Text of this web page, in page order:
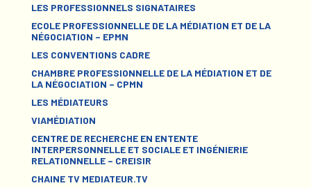
LES PROFESSIONNELS SIGNATAIRES
ECOLE PROFESSIONNELLE DE LA MÉDIATION ET DE LA
NÉGOCIATION – EPMN
LES CONVENTIONS CADRE
CHAMBRE PROFESSIONNELLE DE LA MÉDIATION ET DE
LA NÉGOCIATION – CPMN
LES MÉDIATEURS
VIAMÉDIATION
CENTRE DE RECHERCHE EN ENTENTE
INTERPERSONNELLE ET SOCIALE ET INGÉNIERIE
RELATIONNELLE – CREISIR
CHAINE TV MEDIATEUR.TV